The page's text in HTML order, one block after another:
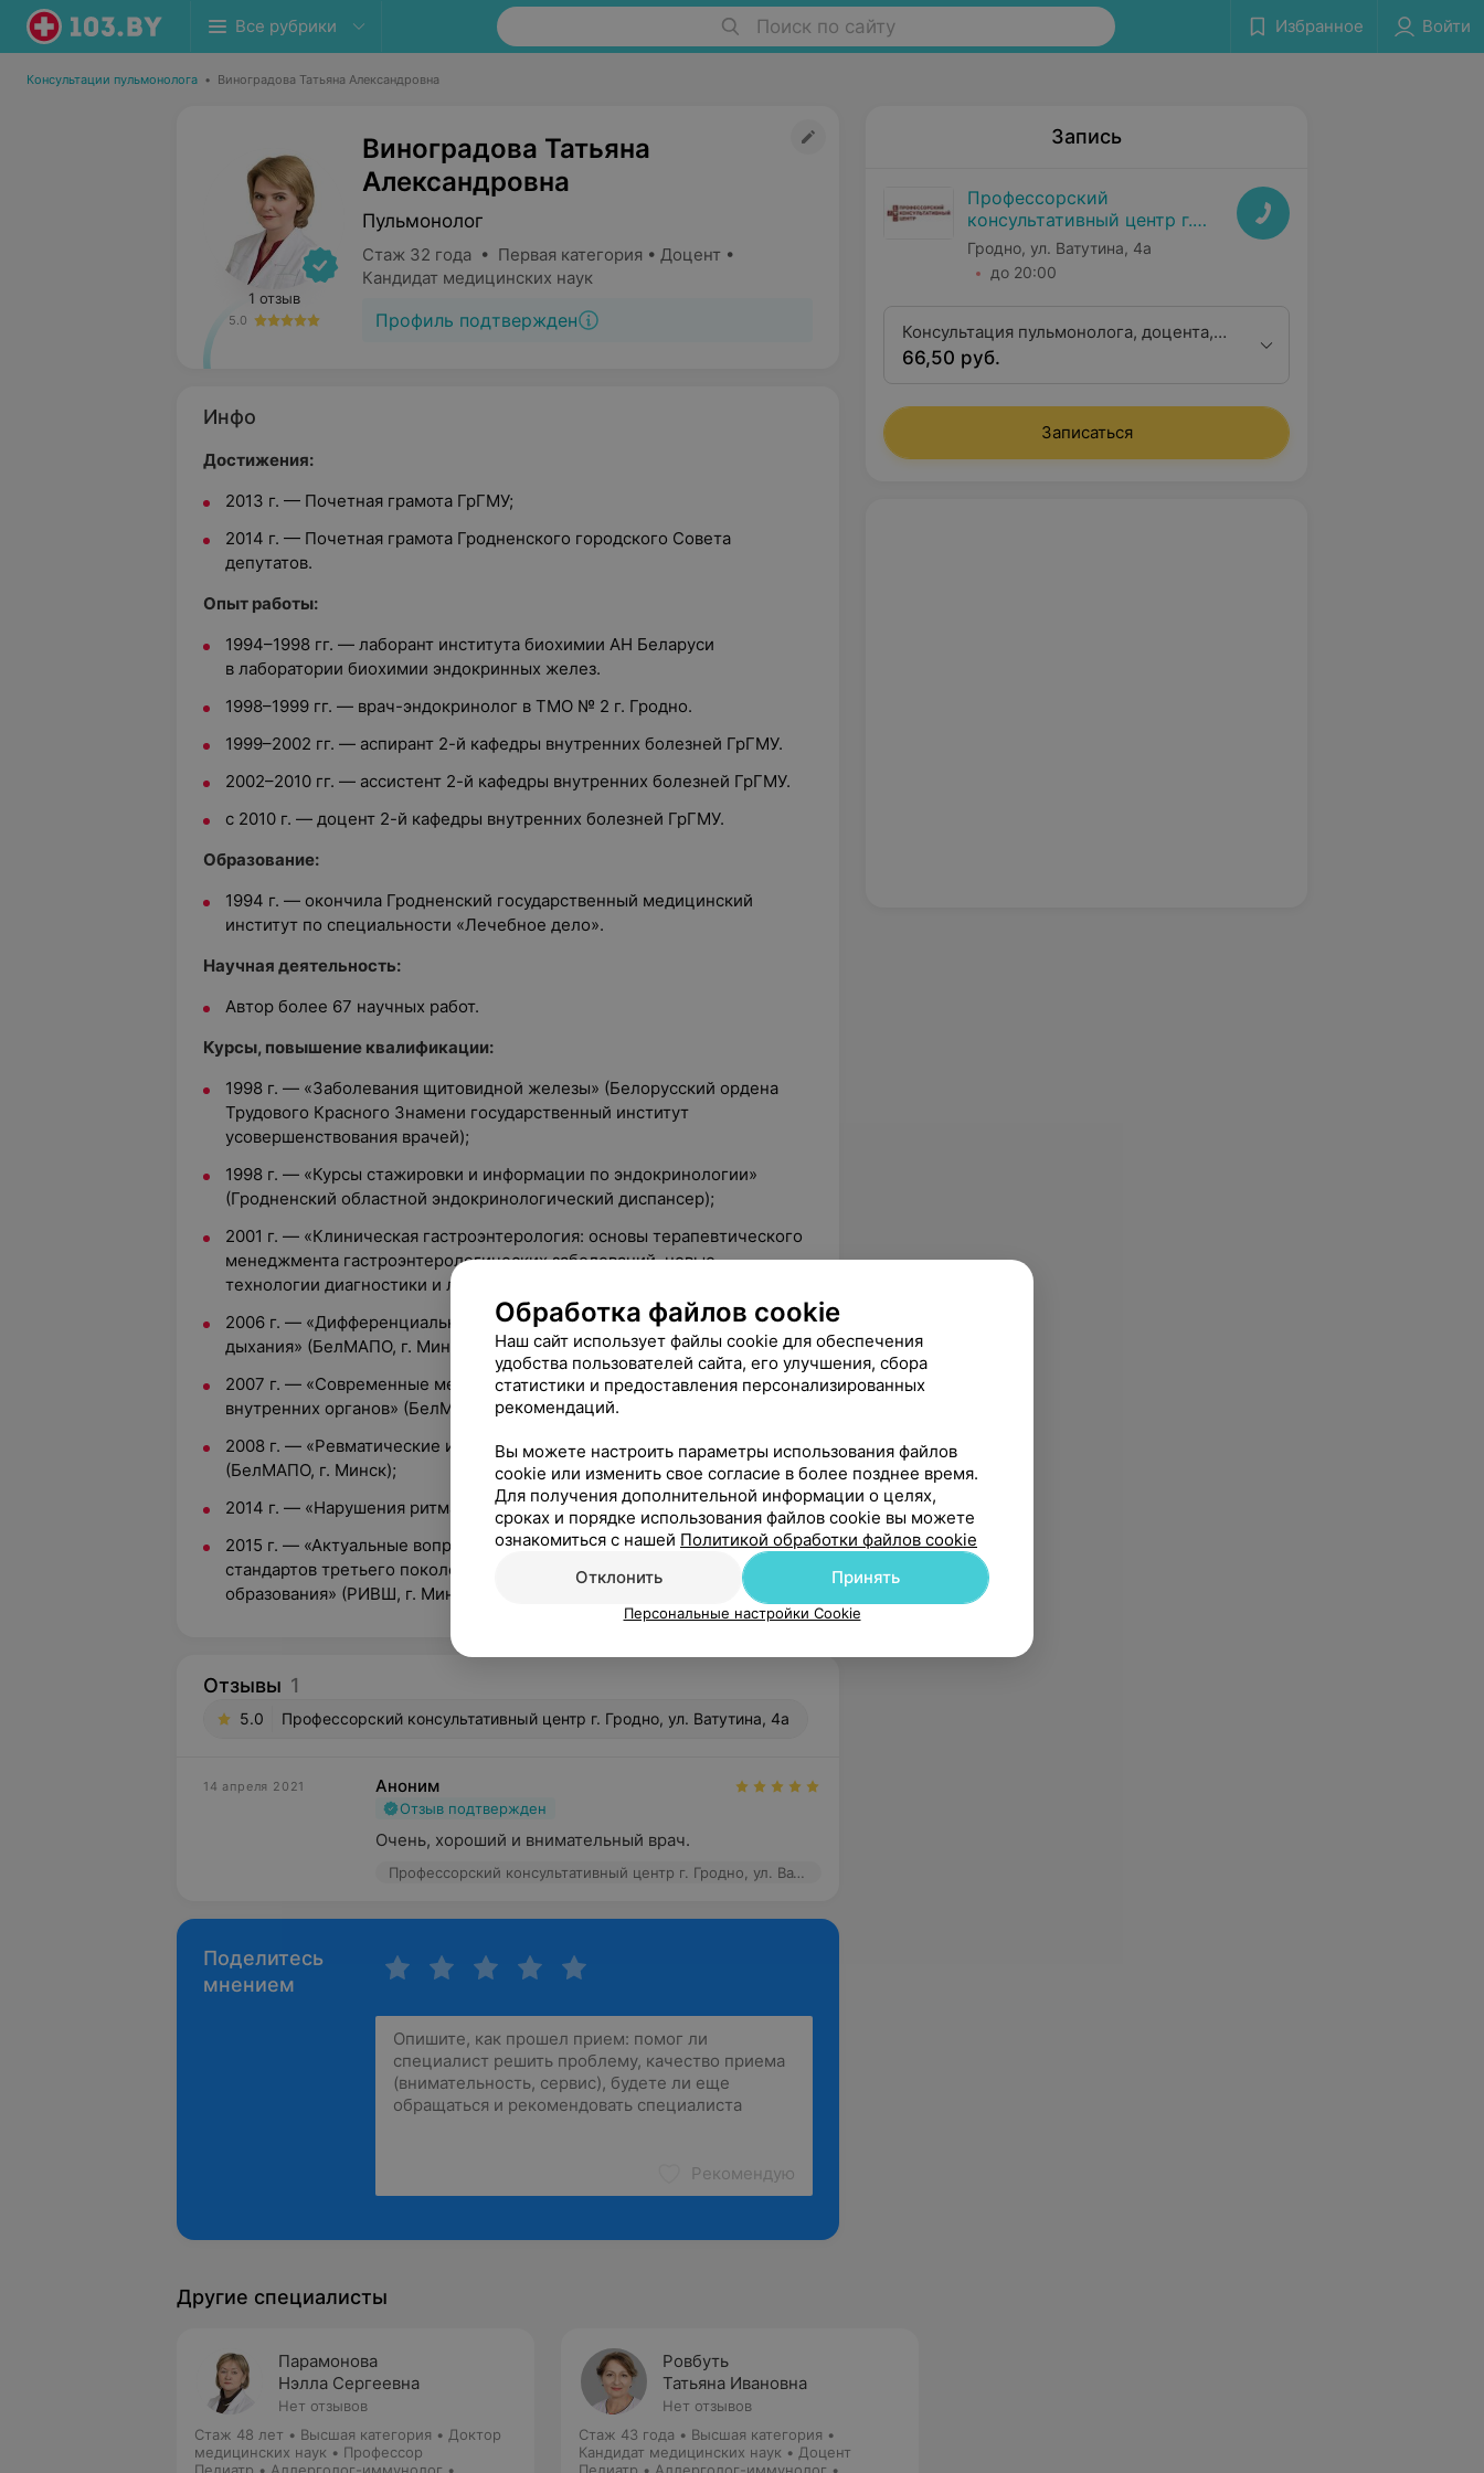
Все рубрики Поиск по сайту Избранное Войти
Консультации пульмонолога • Виноградова Татьяна Александровна
1 отзыв
5.0
Виноградова Татьяна
Александровна
Пульмонолог
Стаж 32 года • Первая категория • Доцент •
Кандидат медицинских наук
Профиль подтвержден
Инфо
Достижения:
2013 г. — Почетная грамота ГрГМУ;
2014 г. — Почетная грамота Гродненского городского Совета
депутатов.
Опыт работы:
1994–1998 гг. — лаборант института биохимии АН Беларуси
в лаборатории биохимии эндокринных желез.
1998–1999 гг. — врач-эндокринолог в ТМО № 2 г. Гродно.
1999–2002 гг. — аспирант 2-й кафедры внутренних болезней ГрГМУ.
2002–2010 гг. — ассистент 2-й кафедры внутренних болезней ГрГМУ.
с 2010 г. — доцент 2-й кафедры внутренних болезней ГрГМУ.
Образование:
1994 г. — окончила Гродненский государственный медицинский
институт по специальности «Лечебное дело».
Научная деятельность:
Автор более 67 научных работ.
Курсы, повышение квалификации:
1998 г. — «Заболевания щитовидной железы» (Белорусский ордена
Трудового Красного Знамени государственный институт
усовершенствования врачей);
1998 г. — «Курсы стажировки и информации по эндокринологии»
(Гродненский областной эндокринологический диспансер);
2001 г. — «Клиническая гастроэнтерология: основы терапевтического
менеджмента гастроэнтерологических заболеваний, новые
технологии диагностики и лечения» (БелМАПО, г. Минск);
2006 г. — «Дифференциальная диагностика заболеваний органов
дыхания» (БелМАПО, г. Минск);
2007 г. — «Современные методы диагностики и лечения заболеваний
внутренних органов» (БелМАПО, г. Минск);
2008 г. — «Ревматические и неревматические болезни сердца»
(БелМАПО, г. Минск);
2014 г. — «Нарушения ритма и проводимости» (БелМАПО, г. Минск);
2015 г. — «Актуальные вопросы внедрения образовательных
стандартов третьего поколения по специальностям I ступени высшего
образования» (РИВШ, г. Минск).
Отзывы 1
5.0 Профессорский консультативный центр г. Гродно, ул. Ватутина, 4а
14 апреля 2021 Аноним
Отзыв подтвержден
Очень, хороший и внимательный врач.
Профессорский консультативный центр г. Гродно, ул. Ватутина, 4а
Поделитесь
мнением
Рекомендую
Запись
Профессорский
консультативный центр г.
Гродно
Гродно, ул. Ватутина, 4а
до 20:00
Консультация пульмонолога, доцента,
кандидата медицинских наук
66,50 руб.
Записаться
Другие специалисты
Парамонова
Нэлла Сергеевна
Нет отзывов
Стаж 48 лет • Высшая категория • Доктор
медицинских наук • Профессор
Ровбуть
Татьяна Ивановна
Нет отзывов
Стаж 43 года • Высшая категория •
Кандидат медицинских наук • Доцент
Обработка файлов cookie
Наш сайт использует файлы cookie для обеспечения
удобства пользователей сайта, его улучшения, сбора
статистики и предоставления персонализированных
рекомендаций.
Вы можете настроить параметры использования файлов
cookie или изменить свое согласие в более позднее время.
Для получения дополнительной информации о целях,
сроках и порядке использования файлов cookie вы можете
ознакомиться с нашей Политикой обработки файлов cookie
Отклонить
Принять
Персональные настройки Cookie